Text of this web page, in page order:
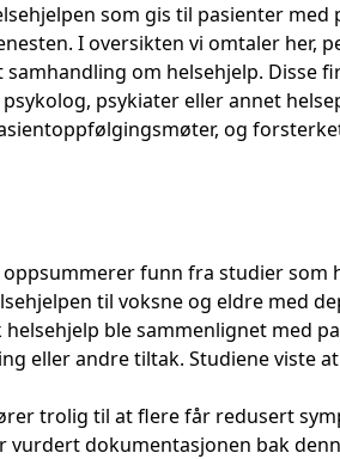
som gis til pasienter med
I oversikten vi omtaler her,
om helsehjelp. Disse
psykiater eller annet
og
funn fra studier som
til voksne og eldre med
ble sammenlignet med
eller andre tiltak. Studiene viste
trolig til at flere får redusert
vurdert dokumentasjonen bak